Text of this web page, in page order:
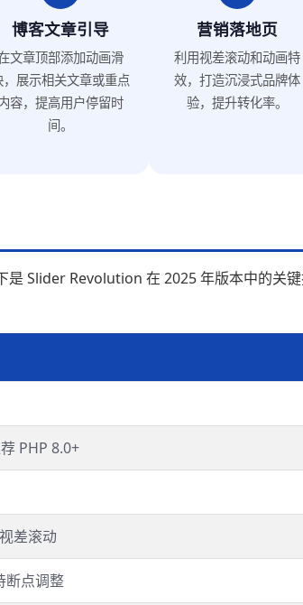
博客文章引导
文章顶部添加动画滑
，展示相关文章或重点
容，提高用户停留时
间。
营销落地页
利用视差滚动和动画特
效，打造沉浸式品牌体
验，提升转化率。
是 Slider Revolution 在 2025 年版本中的关
PHP 8.0+
差滚动
断点调整